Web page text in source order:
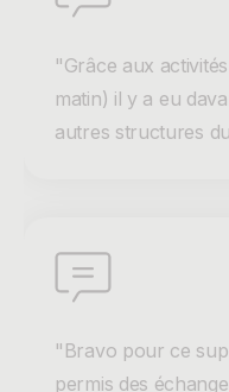
"Grâce aux
matin) il y a eu
autres structures
"Bravo pour ce
permis des